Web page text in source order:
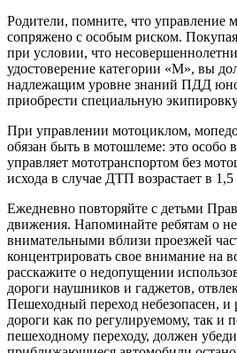
Родители, помните, что управление
сопряжено с особым риском.
при условии, что
удостоверение категории «М», вы
надлежащим уровне знаний ПДД
приобрести специальную
При управлении мотоциклом,
обязан быть в мотошлеме: это особо
управляет мототранспортом без
исхода в случае ДТП возрастает в 1,5
Ежедневно повторяйте с детьми
движения. Напоминайте ребятам о
внимательными вблизи проезжей
концентрировать свое внимание на
расскажите о недопущении
дороги наушников и гаджетов,
Пешеходный переход небезопасен, и
дороги как по регулируемому, так и
пешеходному переходу, должен